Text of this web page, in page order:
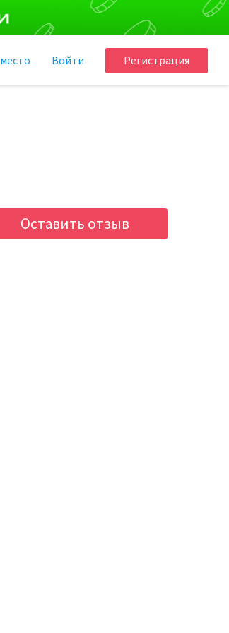
Регистрация
Войти
место
Оставить отзыв